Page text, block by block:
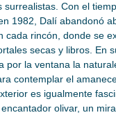
surrealistas. Con el
1982, Dalí abandonó
cada rincón, donde se
secas y libros. En
por la ventana la
contemplar el
es igualmente
olivar, un